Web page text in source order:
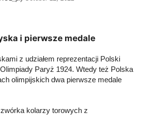
i pierwsze medale
z udziałem reprezentacji Polski
Paryż 1924. Wtedy też Polska
olimpijskich dwa pierwsze medale
kolarzy torowych z